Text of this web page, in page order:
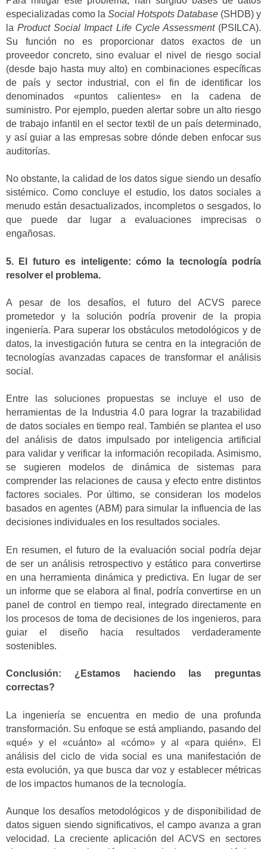
especializadas como la Social Hotspots Database (SHDB) y
laProduct Social Impact Life Cycle Assessment(PSILCA).
Su función no es proporcionar datos exactos de un
proveedor concreto, sino evaluar el nivel de riesgo social
(desde bajo hasta muy alto) en combinaciones específicas
de país y sector industrial, con el fin de identificar los
denominados «puntos calientes» en la cadena de
suministro. Por ejemplo, pueden alertar sobre un alto riesgo
de trabajo infantil en el sector textil de un país determinado,
y así guiar a las empresas sobre dónde deben enfocar sus
auditorías.
No obstante, la calidad de los datos sigue siendo un desafío
sistémico. Como concluye el estudio, los datos sociales a
menudo están desactualizados, incompletos o sesgados, lo
que puede dar lugar a evaluaciones imprecisas o
engañosas.
5. El futuro es inteligente: cómo la tecnología podría
resolver el problema.
A pesar de los desafíos, el futuro del ACVS parece
prometedor y la solución podría provenir de la propia
ingeniería. Para superar los obstáculos metodológicos y de
datos, la investigación futura se centra en la integración de
tecnologías avanzadas capaces de transformar el análisis
social.
Entre las soluciones propuestas se incluye el uso de
herramientas de la Industria 4.0 para lograr la trazabilidad
de datos sociales en tiempo real. También se plantea el uso
del análisis de datos impulsado por inteligencia artificial
para validar y verificar la información recopilada. Asimismo,
se sugieren modelos de dinámica de sistemas para
comprender las relaciones de causa y efecto entre distintos
factores sociales. Por último, se consideran los modelos
basados en agentes (ABM) para simular la influencia de las
decisiones individuales en los resultados sociales.
En resumen, el futuro de la evaluación social podría dejar
de ser un análisis retrospectivo y estático para convertirse
en una herramienta dinámica y predictiva. En lugar de ser
un informe que se elabora al final, podría convertirse en un
panel de control en tiempo real, integrado directamente en
los procesos de toma de decisiones de los ingenieros, para
guiar el diseño hacia resultados verdaderamente
sostenibles.
Conclusión: ¿Estamos haciendo las preguntas
correctas?
La ingeniería se encuentra en medio de una profunda
transformación. Su enfoque se está ampliando, pasando del
«qué» y el «cuánto» al «cómo» y al «para quién». El
análisis del ciclo de vida social es una manifestación de
esta evolución, ya que busca dar voz y establecer métricas
de los impactos humanos de la tecnología.
Aunque los desafíos metodológicos y de disponibilidad de
datos siguen siendo significativos, el campo avanza a gran
velocidad. La creciente aplicación del ACVS en sectores